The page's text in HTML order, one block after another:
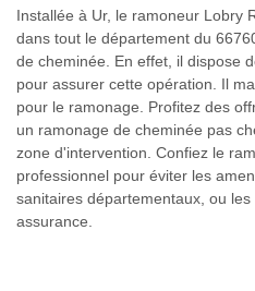
Installée à Ur, le ramoneur Lobry
dans tout le département du
de cheminée. En effet, il dispose
pour assurer cette opération. Il
pour le ramonage. Profitez des
un ramonage de cheminée pas
zone d'intervention. Confiez le
professionnel pour éviter les
sanitaires départementaux, ou
assurance.